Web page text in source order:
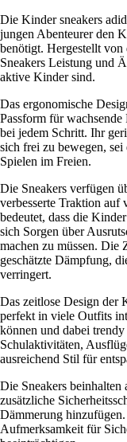
Die Kinder sneakers
jungen Abenteurer den
benötigt. Hergestellt von
Sneakers Leistung und
aktive Kinder sind.
Das ergonomische
Passform für
bei jedem Schritt. Ihr
sich frei zu bewegen,
Spielen im Freien.
Die Sneakers verfügen
verbesserte Traktion auf
bedeutet, dass die
sich Sorgen über
machen zu müssen. Die
geschätzte Dämpfung,
verringert.
Das zeitlose Design der
perfekt in viele Outfits
können und dabei
Schulaktivitäten,
ausreichend Stil für
Die Sneakers beinhalten
zusätzliche
Dämmerung
Aufmerksamkeit für